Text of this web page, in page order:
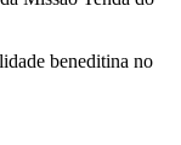
beneditina no